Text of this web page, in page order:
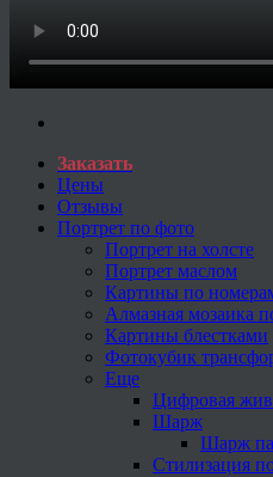
Заказать
Цены
Отзывы
Портрет по фото
Портрет на холсте
Портрет маслом
Картины по
Алмазная мозаика
Картины блестками
Фотокубик
Еще
Цифровая
Шарж
Шарж
Стилизация